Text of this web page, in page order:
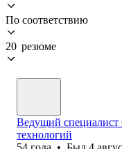
По соответствию
20 резюме
Ведущий
технологий